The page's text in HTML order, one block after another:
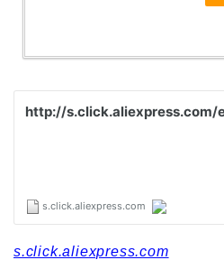
s.click.aliexpress.com